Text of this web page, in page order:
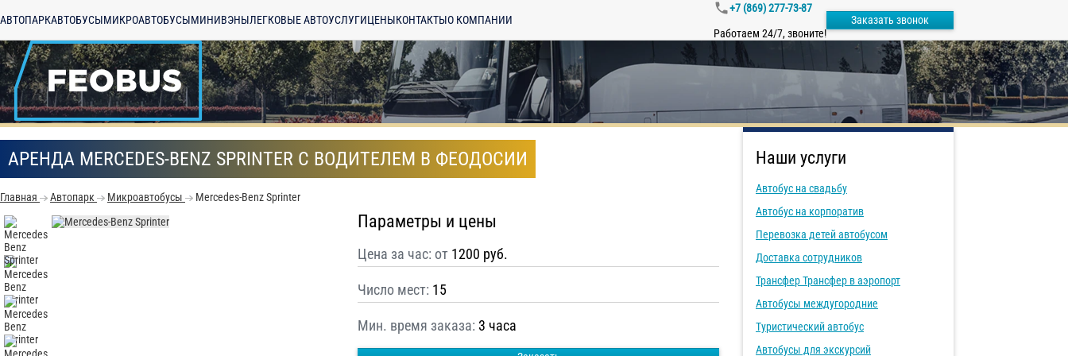
АВТОПАРКАВТОБУСЫМИКРОАВТОБУСЫМИНИВЭНЫЛЕГКОВЫЕ АВТОУСЛУГИЦЕНЫКОНТАКТЫО КОМПАНИИ
+7 (869) 277-73-87
Работаем 24/7, звоните!
Заказать звонок
АРЕНДА MERCEDES-BENZ SPRINTER С ВОДИТЕЛЕМ В ФЕОДОСИИ
Главная Автопарк Микроавтобусы Mercedes-Benz Sprinter
Параметры и цены
Цена за час: от 1200 руб.
Число мест: 15
Мин. время заказа: 3 часа
Наши услуги
Автобус на свадьбу
Автобус на корпоратив
Перевозка детей автобусом
Доставка сотрудников
Трансфер Трансфер в аэропорт
Автобусы междугородние
Туристический автобус
Автобусы для экскурсий
Политикой конфиденциальностиознакомлен(а), даю